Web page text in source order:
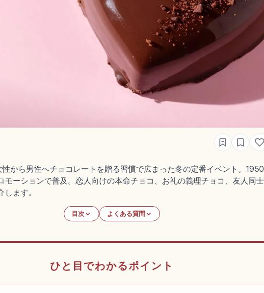
から男性へチョコレートを贈る習慣で広まった冬の定番イベント。
モーションで普及。恋人向けの本命チョコ、お礼の義理チョコ、友人同
ます。
目次 よくある質問
ひと目でわかるポイント